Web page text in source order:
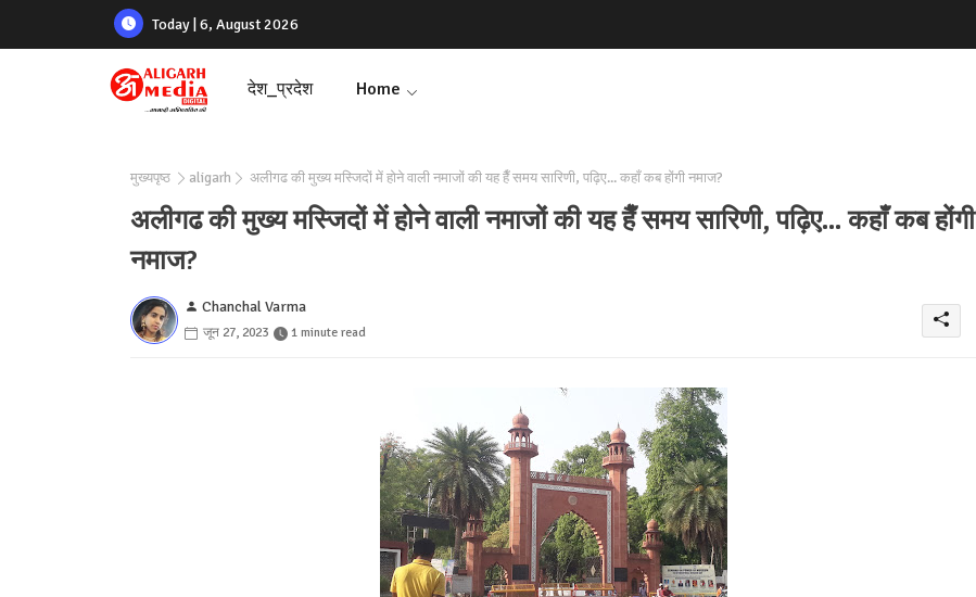
Today | 6, August 2026
देश_प्रदेश Home
मुख्यपृष्ठ aligarh अलीगढ की मुख्य मस्जिदों में होने वाली नमाजों की यह हैँ समय सारिणी, पढ़िए... कहाँ कब होंगी नमाज?
अलीगढ की मुख्य मस्जिदों में होने वाली नमाजों की यह हैँ समय सारिणी, पढ़िए... कहाँ कब होंगी
नमाज?
Chanchal Varma
जून 27, 2023 1 minute read